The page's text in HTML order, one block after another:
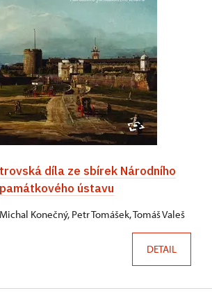
díla ze sbírek Národního
památkového ústavu
Konečný, Petr Tomášek, Tomáš Valeš
DETAIL